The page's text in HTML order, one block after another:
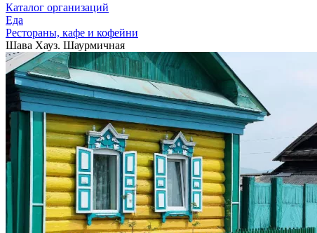
Каталог организаций
Еда
Рестораны, кафе и кофейни
Шава Хауз. Шаурмичная